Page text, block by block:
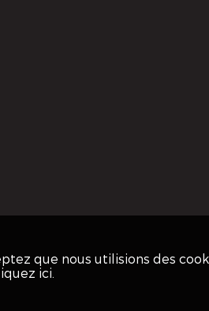
que nous utilisions des
ici